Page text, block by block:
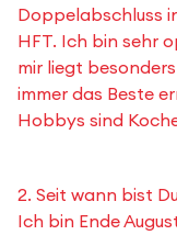
Doppelabschluss
HFT. Ich bin sehr
mir liegt
immer das Beste
Hobbys sind
2. Seit wann bist
Ich bin Ende